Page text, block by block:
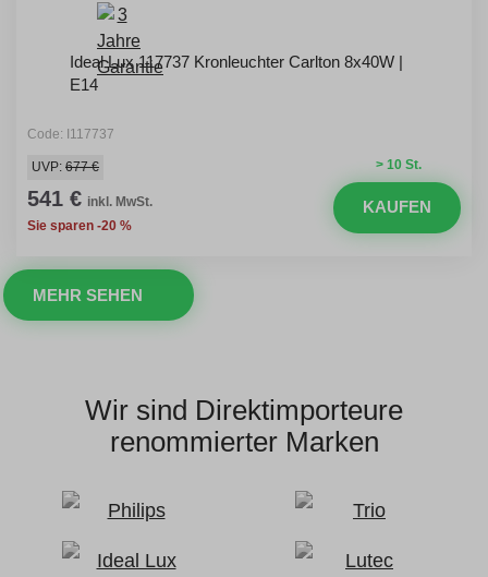
Ideal Lux 117737 Kronleuchter Carlton 8x40W |
E14
Code: I117737
> 10 St.
UVP: 677 €
541 € inkl. MwSt.
Sie sparen -20 %
KAUFEN
MEHR SEHEN
Wir sind Direktimporteure
renommierter Marken